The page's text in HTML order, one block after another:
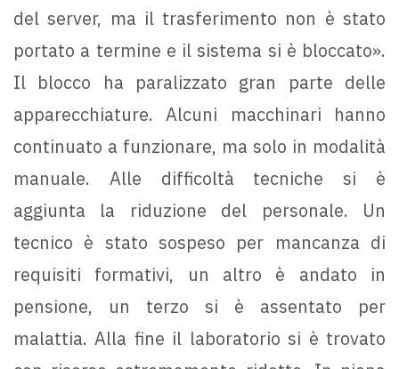
del server, ma il trasferimento non è stato
portato a termine e il sistema si è bloccato».
Il blocco ha paralizzato gran parte delle
apparecchiature. Alcuni macchinari hanno
continuato a funzionare, ma solo in modalità
manuale. Alle difficoltà tecniche si è
aggiunta la riduzione del personale. Un
tecnico è stato sospeso per mancanza di
requisiti formativi, un altro è andato in
pensione, un terzo si è assentato per
malattia. Alla fine il laboratorio si è trovato